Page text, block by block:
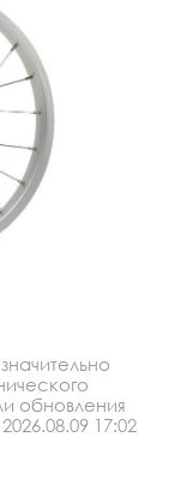
обновления
17:02